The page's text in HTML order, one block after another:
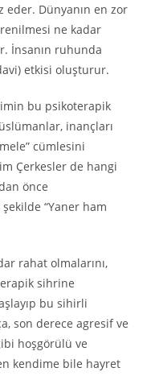
eder. Dünyanın en zor
ne kadar
İnsanın ruhunda
etkisi oluşturur.
bu psikoterapik
inançları
cümlesini
Çerkesler de hangi
önce
“Yaner ham
rahat olmalarını,
sihrine
bu sihirli
son derece agresif ve
hoşgörülü ve
kendime bile hayret